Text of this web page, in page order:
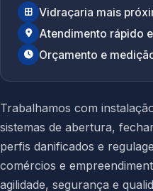
Vidraçaria mais
Atendimento rápido
Orçamento e
Trabalhamos com
sistemas de abertura,
perfis danificados e
comércios e
agilidade, segurança e